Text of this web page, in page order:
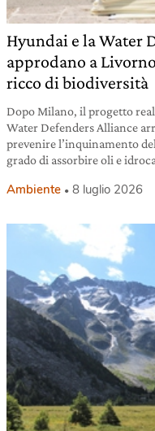
Hyundai e la Water
approdano a
ricco di biodiversità
Dopo Milano, il progetto
Water Defenders Alliance
prevenire l’inquinamento
grado di assorbire oli e
Ambiente 8 luglio 2026